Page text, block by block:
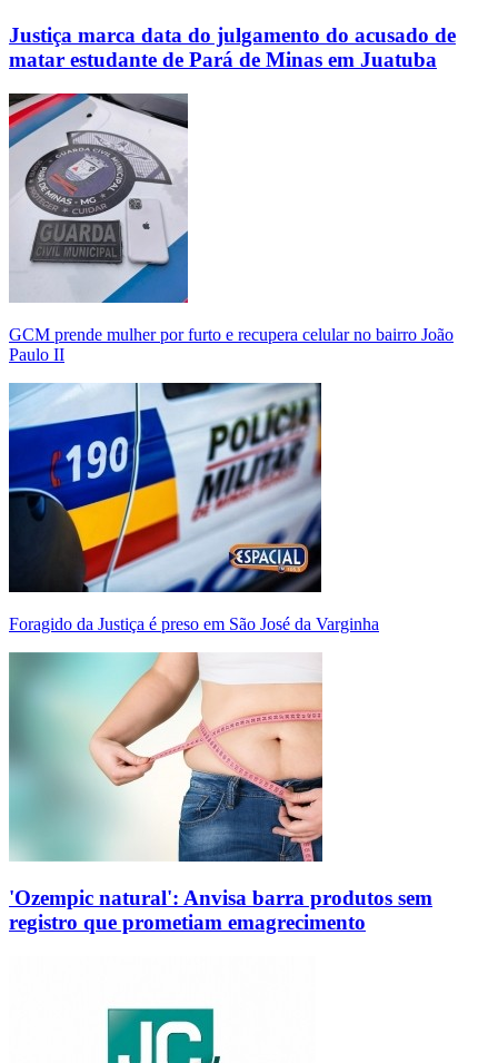
Justiça marca data do julgamento do acusado de
matar estudante de Pará de Minas em Juatuba
GCM prende mulher por furto e recupera celular no bairro João
Paulo II
Foragido da Justiça é preso em São José da Varginha
'Ozempic natural': Anvisa barra produtos sem
registro que prometiam emagrecimento